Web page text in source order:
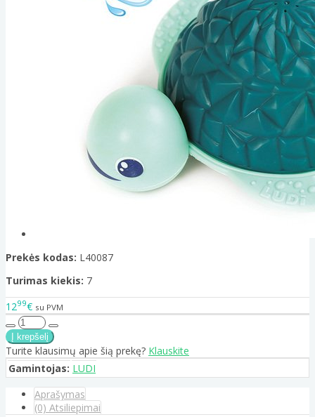
Prekės kodas: L40087
Turimas kiekis: 7
1299€ su PVM
Turite klausimų apie šią prekę? Klauskite
Gamintojas: LUDI
Aprašymas
(0) Atsiliepimai